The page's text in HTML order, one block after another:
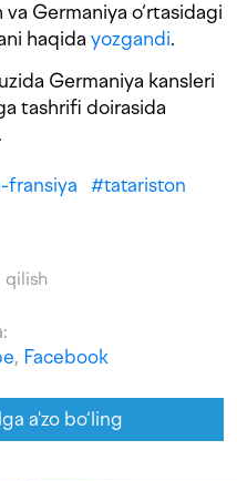
Germaniya o‘rtasidagi
haqida yozgandi.
Germaniya kansleri
tashrifi doirasida
fransiya #tatariston
qilish
, Facebook
a'zo bo‘ling